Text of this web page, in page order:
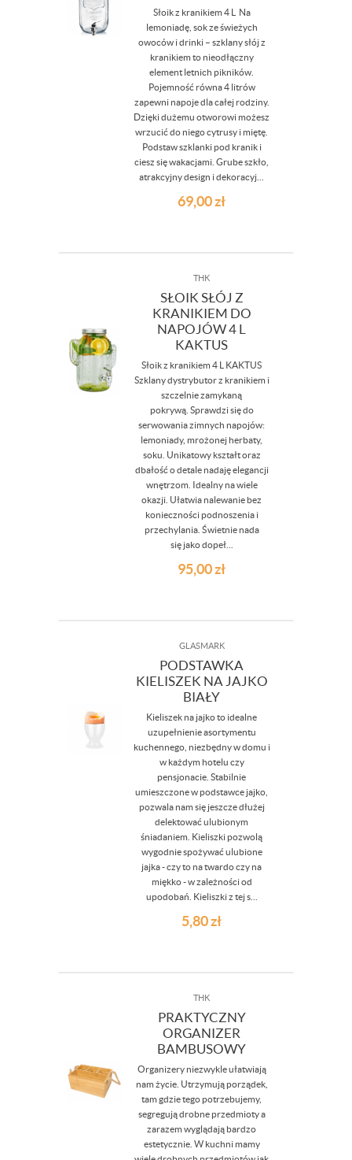
Słoik z kranikiem 4 L Na
lemoniadę, sok ze świeżych
owoców i drinki – szklany słój z
kranikiem to nieodłączny
element letnich pikników.
Pojemność równa 4 litrów
zapewni napoje dla całej rodziny.
Dzięki dużemu otworowi możesz
wrzucić do niego cytrusy i miętę.
Podstaw szklanki pod kranik i
ciesz się wakacjami. Grube szkło,
atrakcyjny design i dekoracyj...
69,00zł
THK
SŁOIK SŁÓJ Z
KRANIKIEM DO
NAPOJÓW 4 L
KAKTUS
Słoik z kranikiem 4 L KAKTUS
Szklany dystrybutor z kranikiem i
szczelnie zamykaną
pokrywą. Sprawdzi się do
serwowania zimnych napojów:
lemoniady, mrożonej herbaty,
soku. Unikatowy kształt oraz
dbałość o detale nadaję elegancji
wnętrzom. Idealny na wiele
okazji. Ułatwia nalewanie bez
konieczności podnoszenia i
przechylania. Świetnie nada
się jako dopeł...
95,00zł
GLASMARK
PODSTAWKA
KIELISZEK NA JAJKO
BIAŁY
Kieliszek na jajko to idealne
uzupełnienie asortymentu
kuchennego, niezbędny w domu i
w każdym hotelu czy
pensjonacie. Stabilnie
umieszczone w podstawce jajko,
pozwala nam się jeszcze dłużej
delektować ulubionym
śniadaniem. Kieliszki pozwolą
wygodnie spożywać ulubione
jajka - czy to na twardo czy na
miękko - w zależności od
upodobań. Kieliszki z tej s...
5,80zł
THK
PRAKTYCZNY
ORGANIZER
BAMBUSOWY
Organizery niezwykle ułatwiają
nam życie. Utrzymują porządek,
tam gdzie tego potrzebujemy,
segregują drobne przedmioty a
zarazem wyglądają bardzo
estetycznie. W kuchni mamy